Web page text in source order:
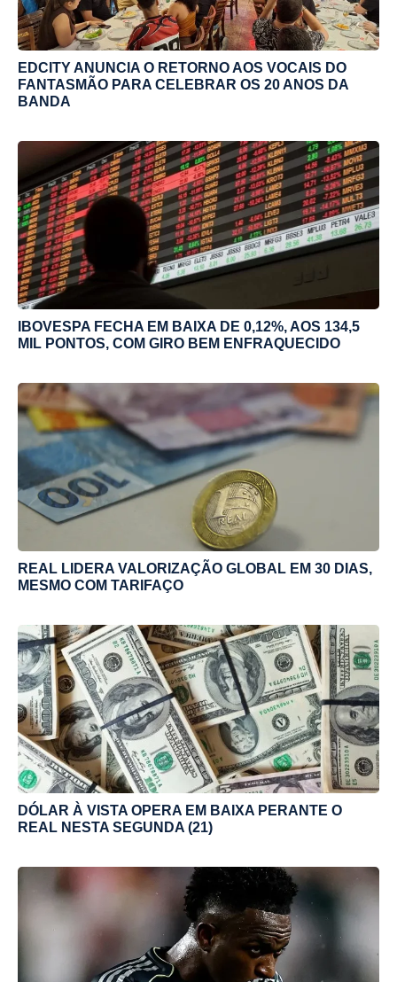
EDCITY ANUNCIA O RETORNO AOS VOCAIS DO
FANTASMÃO PARA CELEBRAR OS 20 ANOS DA
BANDA
IBOVESPA FECHA EM BAIXA DE 0,12%, AOS 134,5
MIL PONTOS, COM GIRO BEM ENFRAQUECIDO
REAL LIDERA VALORIZAÇÃO GLOBAL EM 30 DIAS,
MESMO COM TARIFAÇO
DÓLAR À VISTA OPERA EM BAIXA PERANTE O
REAL NESTA SEGUNDA (21)